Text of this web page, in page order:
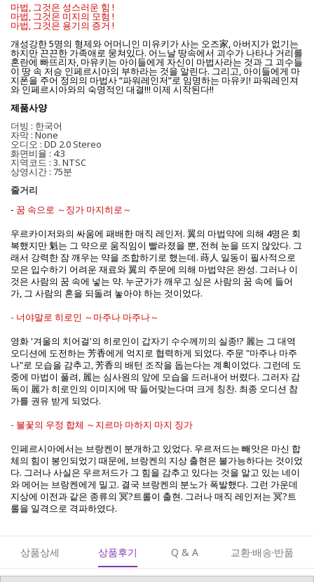
마법, 그것은 성스러운 힘 !
마법, 그것은 미지의 모험 !
마법, 그것은 용기의 증거 !
개성강한 5명의 형제와 어머니인 미유키가 사는 오즈家, 아버지가 없기는
하지만 끈끈한 가족애로 뭉쳐있다. 어느날 땅속에서 괴수가 나타나 거리를
혼란에 빠뜨리자, 마유키는 아이들에게 자신이 마법사라는 것과 그 괴수들
이 땅 속 저승 인페르시아의 부하라는 것을 알린다. 그리고, 아이들에게 마
지폰을 주어 정의의 마법사 “파워레인저”로 임명하는 마유키! 파워레인져
와 인페르시아와의 숙명적인 대결!!! 이제 시작된다!!
제품사양
더빙 : 한국어
자막 : None
오디오 : DD 2.0 Stereo
화면비율 : 4:3
지역코드 : 3. NTSC
상영시간 : 75분
줄거리
- 꿈 속으로 ～징가 마지히로～
우르카이저와의 싸움에 패배한 매직 레인저. 翼의 마법약에 의해 4명은 회
복했지만 魁는 그 약으로 움직임이 빨라졌을 뿐, 전혀 눈을 뜨지 않았다. 그
래서 강력한 잠 깨우는 약을 조합하기로 했는데. 蒔人 일동이 필사적으로
모은 입수하기 어려운 재료와 翼의 주문에 의해 마법약은 완성. 그러나 이
것은 사람의 꿈 속에 넣는 약. 누군가가 깨우고 싶은 사람의 꿈 속에 들어
가, 그 사람의 혼을 되돌려 놓아야 하는 것이었다.
- 너야말로 히로인 ～마주나 마주나～
영화 '겨울의 치어걸'의 히로인이 갑자기 수수께끼의 실종!? 麗는 그 대역
오디션에 도전하는 芳香에게 억지로 협력하게 되었다. 주문 "마주나 마주
나"로 모습을 감추고, 芳香의 배턴 조작을 돕는다는 계획이었다. 그런데 도
중에 마법이 풀려, 麗는 심사원의 앞에 모습을 드러내어 버렸다. 그러자 감
독이 麗가 히로인의 이미지에 딱 들어맞는다며 크게 칭찬. 최종 오디션 참
가를 권유 받게 되었다.
- 불꽃의 우정 합체 ～지르마 마하지 마지 징가
인페르시아에서는 브랑켄이 분개하고 있었다. 우르저드는 빼앗은 마신 합
체의 힘이 봉인되었기 때문에, 브랑켄의 지상 출현은 불가능하다는 것이었
다. 그러나 사실은 우르저드가 그 힘을 감추고 있다는 것을 알고 있는 네이
와 메어는 브랑켄에게 밀고. 결국 브랑켄의 분노가 폭발했다. 그런 가운데
지상에 이전과 같은 종류의 冥?트롤이 출현. 그러나 매직 레인저는 冥?트
롤을 일격으로 격파하였다.
상품상세 상품후기 Q & A 교환·배송·반품